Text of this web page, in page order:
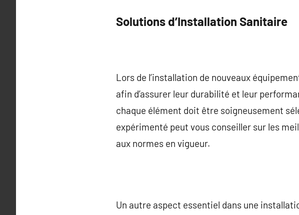
Solutions d’Installation Sanitaire
Lors de l’installation de nouveaux
afin d’assurer leur durabilité et leur
chaque élément doit être soigneusement
expérimenté peut vous conseiller sur les
aux normes en vigueur.
Un autre aspect essentiel dans une